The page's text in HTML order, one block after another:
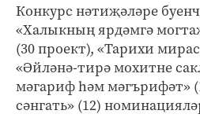
Конкурс нәтиҗәләре
«Халыкның ярдәмгә
(30 проект), «Тарихи
«Әйләнә-тирә мохитне
мәгариф һәм мәгърифәт»
сәнгать» (12)